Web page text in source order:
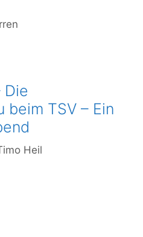
Die
beim TSV – Ein
Heil